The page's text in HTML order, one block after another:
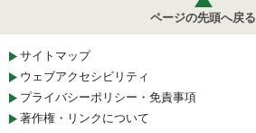
ページの先頭へ戻る
サイトマップ
ウェブアクセシビリティ
プライバシーポリシー・免責事項
著作権・リンクについて